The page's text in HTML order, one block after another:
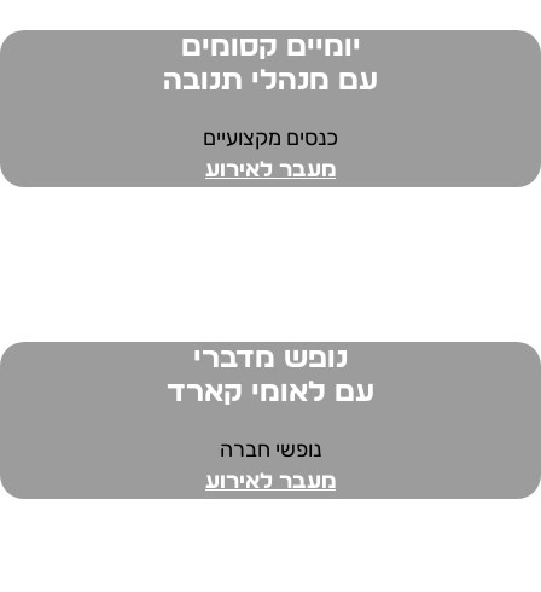
יומיים קסומים
עם מנהלי תנובה
כנסים מקצועיים
מעבר לאירוע
נופש מדברי
עם לאומי קארד
נופשי חברה
מעבר לאירוע